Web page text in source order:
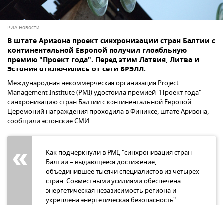
РИА Новости
В штате Аризона проект синхронизации стран Балтии с
континентальной Европой получил глоабльную
премию "Проект года". Перед этим Латвия, Литва и
Эстония отключились от сети БРЭЛЛ.
Международная некоммерческая организация Project
Management Institute (PMI) удостоила премией "Проект года"
синхронизацию стран Балтии с континентальной Европой.
Церемоний награждения проходила в Финиксе, штате Аризона,
сообщили эстонские СМИ.
Как подчеркнули в PMI, "синхронизация стран
Балтии – выдающееся достижение,
объединившее тысячи специалистов из четырех
стран. Совместными усилиями обеспечена
энергетическая независимость региона и
укреплена энергетическая безопасность".